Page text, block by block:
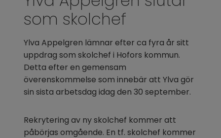
som skolchef
Ylva Appelgren lämnar efter ca fyra år sitt
uppdrag som skolchef i Hofors kommun.
Detta efter en gemensam
överenskommelse som innebär att Ylva gör
sin sista arbetsdag idag den 30 september.
Rekrytering av ny skolchef kommer att
påbörjas omgående. En tf. skolchef kommer